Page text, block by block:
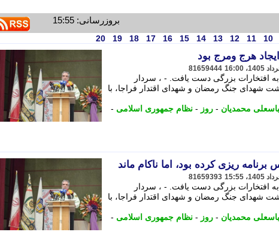
بروزرسانی: 15:55
10
11
12
13
14
15
16
17
18
19
20
هرج ومرج بود
81659444
و ایران به افتخارات بزرگی دست یافت. - ، سردار
شهدای جنگ رمضان و شهدای اقتدار فراجا، با
محمدیان - روز - نظام جمهوری اسلامی -
ریزی کرده بود، اما ناکام ماند
81659393
و ایران به افتخارات بزرگی دست یافت. - ، سردار
شهدای جنگ رمضان و شهدای اقتدار فراجا، با
محمدیان - روز - نظام جمهوری اسلامی -